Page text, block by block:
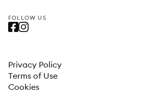
FOLLOW US
Privacy Policy
Terms of Use
Cookies